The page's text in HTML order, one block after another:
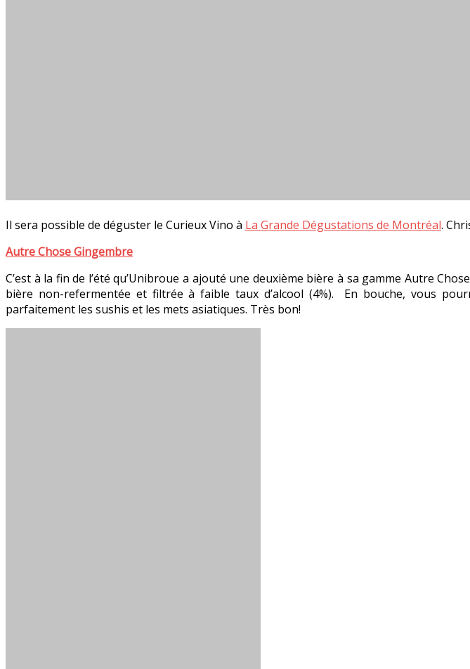
Il sera possible de déguster le Curieux Vino à La Grande Dégustations de Montréal.
Autre Chose Gingembre
C’est à la fin de l’été qu’Unibroue a ajouté une deuxième bière à sa gamme Autre
bière non-refermentée et filtrée à faible taux d’alcool (4%). En bouche, vous
parfaitement les sushis et les mets asiatiques. Très bon!